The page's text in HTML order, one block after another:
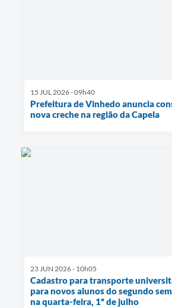
15 JUL 2026 - 09h40
Prefeitura de Vinhedo anuncia
nova creche na região da Capela
23 JUN 2026 - 10h05
Cadastro para transporte
para novos alunos do segundo
na quarta-feira, 1º de julho